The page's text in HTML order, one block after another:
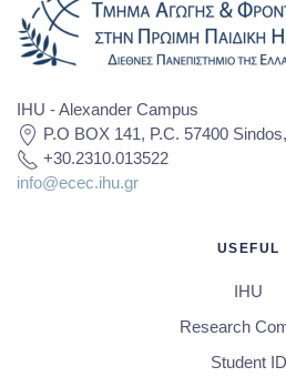
IHU - Alexander Campus
P.O BOX 141, P.C. 57400
+30.2310.013522
info@ecec.ihu.gr
USEFUL
IHU
Research
Student ID